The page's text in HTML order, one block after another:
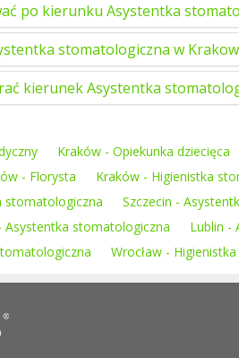
po kierunku Asystentka
stomatologiczna w
kierunek Asystentka
Kraków - Opiekunka dziecięca
- Florysta Kraków - Higienistka
stomatologiczna
Szczecin -
Asystentka stomatologiczna
Lublin -
Wrocław -